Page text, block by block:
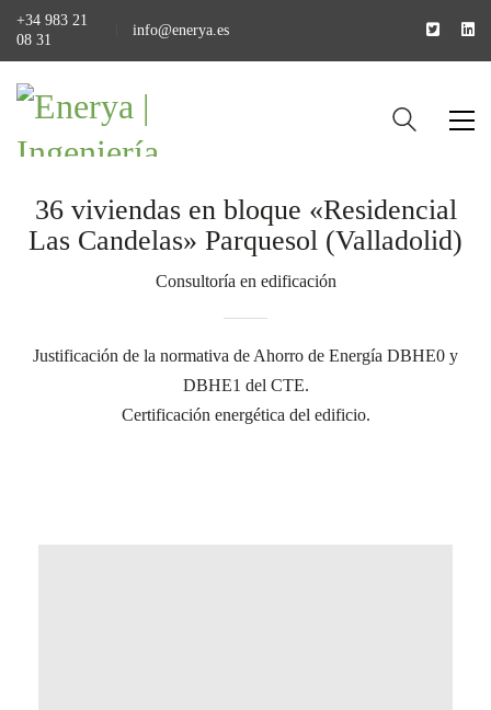
+34 983 21
08 31
info@enerya.es
36 viviendas en bloque «Residencial
Las Candelas» Parquesol (Valladolid)
Consultoría en edificación
Justificación de la normativa de Ahorro de Energía DBHE0 y
DBHE1 del CTE.
Certificación energética del edificio.